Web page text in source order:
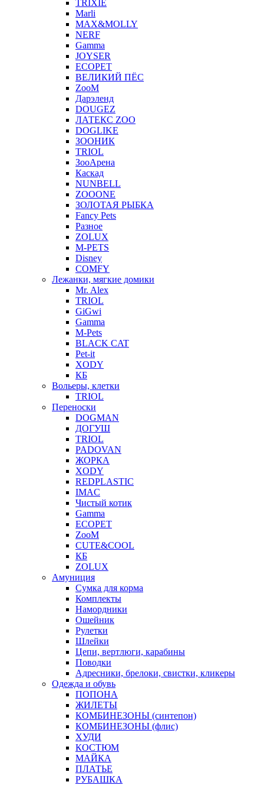
TRIXIE
Marli
MAX&MOLLY
NERF
Gamma
JOYSER
ECOPET
ВЕЛИКИЙ ПЁС
ZooM
Дарэленд
DOUGEZ
ЛАТЕКС ZOO
DOGLIKE
ЗООНИК
TRIOL
ЗооАрена
Каскад
NUNBELL
ZOOONE
ЗОЛОТАЯ РЫБКА
Fancy Pets
Разное
ZOLUX
M-PETS
Disney
COMFY
Лежанки, мягкие домики
Mr. Alex
TRIOL
GiGwi
Gamma
M-Pets
BLACK CAT
Pet-it
XODY
КБ
Вольеры, клетки
TRIOL
Переноски
DOGMAN
ДОГУШ
TRIOL
PADOVAN
ЖОРКА
XODY
REDPLASTIC
IMAC
Чистый котик
Gamma
ECOPET
ZooM
CUTE&COOL
КБ
ZOLUX
Амуниция
Сумка для корма
Комплекты
Намордники
Ошейник
Рулетки
Шлейки
Цепи, вертлюги, карабины
Поводки
Адресники, брелоки, свистки, кликеры
Одежда и обувь
ПОПОНА
ЖИЛЕТЫ
КОМБИНЕЗОНЫ (синтепон)
КОМБИНЕЗОНЫ (флис)
ХУДИ
КОСТЮМ
МАЙКА
ПЛАТЬЕ
РУБАШКА